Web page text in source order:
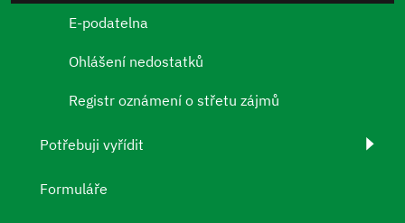
E-podatelna
Ohlášení nedostatků
Registr oznámení o střetu zájmů
Potřebuji vyřídit
Formuláře